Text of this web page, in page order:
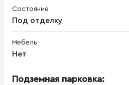
Состояние
Под отделку
Мебель
Нет
Подземная парковка: